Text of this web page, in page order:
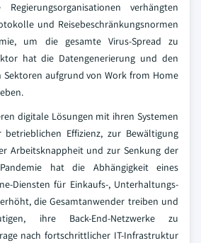
verhängten
und Reisebeschränkungsnormen
um die gesamte Virus-Spread zu
hat die Datengenerierung und den
Sektoren aufgrund von Work from Home
digitale Lösungen mit ihren Systemen
betrieblichen Effizienz, zur Bewältigung
Arbeitsknappheit und zur Senkung der
hat die Abhängigkeit eines
Diensten für Einkaufs-, Unterhaltungs-
die Gesamtanwender treiben und
ihre Back-End-Netzwerke zu
nach fortschrittlicher IT-Infrastruktur